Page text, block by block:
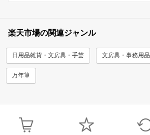
楽天市場の関連ジャンル
日用品雑貨・文房具・手芸 文房具・事務用品
万年筆